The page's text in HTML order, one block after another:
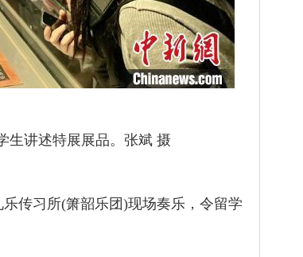
生讲述特展展品。张斌 摄
传习所(箫韶乐团)现场奏乐，令留学